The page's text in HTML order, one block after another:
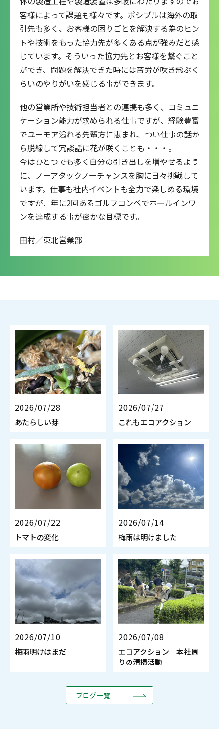
客様によって課題も様々です。ポシブルは海外の取
引先も多く、お客様の困りごとを解決する為のヒン
トや技術をもった協力先が多くある点が強みだと感
じています。そういった協力先とお客様を繋ぐこと
ができ、問題を解決できた時には苦労が吹き飛ぶく
らいのやりがいを感じる事ができます。
他の営業所や技術担当者との連携も多く、コミュニ
ケーション能力が求められる仕事ですが、経験豊富
でユーモア溢れる先輩方に恵まれ、つい仕事の話か
ら脱線して冗談話に花が咲くことも・・・。
今はひとつでも多く自分の引き出しを増やせるよう
に、ノーアタックノーチャンスを胸に日々挑戦して
います。仕事も社内イベントも全力で楽しめる環境
ですが、年に2回あるゴルフコンペでホールインワ
ンを達成する事が密かな目標です。
田村／東北営業部
2026/07/28
あたらしい芽
2026/07/27
これもエコアクション
2026/07/22
トマトの変化
2026/07/14
梅雨は明けました
2026/07/10
梅雨明けはまだ
2026/07/08
エコアクション 本社周
りの清掃活動
ブログ一覧